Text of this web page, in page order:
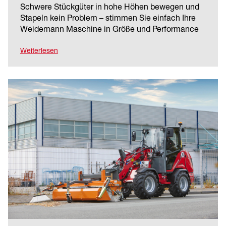
Schwere Stückgüter in hohe Höhen bewegen und
Stapeln kein Problem – stimmen Sie einfach Ihre
Weidemann Maschine in Größe und Performance
Teleskopladern unterstützt das
Teleskopierbewegung.
Weiterlesen